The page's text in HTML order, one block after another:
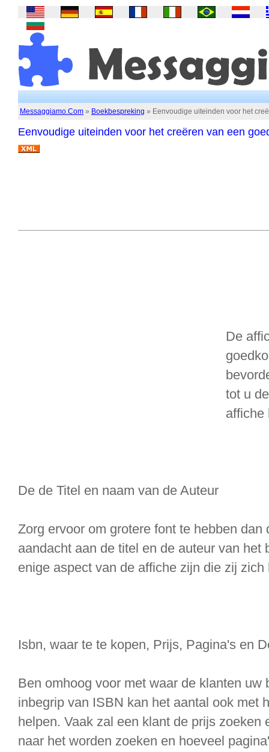
Messaggiamo.Com » Boekbespreking » Eenvoudige uiteinden voor het
Eenvoudige uiteinden voor het creëren van een
De
tot u
affiche
De de Titel en naam van de Auteur
Zorg ervoor om grotere font te hebben
aandacht aan de titel en de auteur van het
enige aspect van de affiche zijn die zij zich
Isbn, waar te te kopen, Prijs, Pagina's en
Ben omhoog voor met waar de klanten uw
inbegrip van ISBN kan het aantal ook met
helpen. Vaak zal een klant de prijs zoeken
naar het worden zoeken en hoeveel